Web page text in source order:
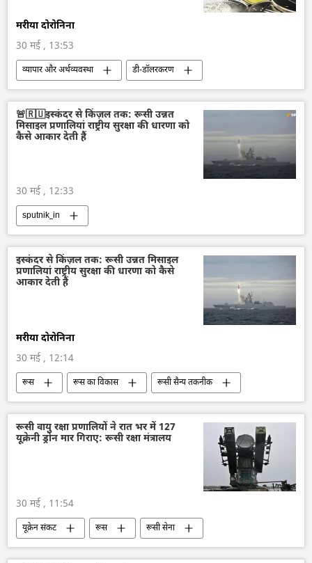
मरीया दोरोनिना
30 मई , 13:53
व्यापार और अर्थव्यवस्था
डी-डॉलरकरण
रूस
रूसी अर्थव्यवस्था अर्थव्यवस्था
🚨🇷🇺इस्कंदर से किंज़ल तक: रूसी उन्नत
मिसाइल प्रणालियां राष्ट्रीय सुरक्षा की धारणा को
कैसे आकार देती हैं
30 मई , 12:33
sputnik_in
इस्कंदर से किंज़ल तक: रूसी उन्नत मिसाइल
प्रणालियां राष्ट्रीय सुरक्षा की धारणा को कैसे
आकार देती हैं
मरीया दोरोनिना
30 मई , 12:14
रूस रूस का विकास
रूसी सैन्य तकनीक
सैन्य तकनीक
तकनीकी विकास
बैलिस्टिक मिसाइल प्रणाली
बैलिस्टिक मिसाइल
वायु रक्षा
Sputnik मान्यता
रूसी वायु रक्षा प्रणालियों ने रात भर में 127
यूक्रेनी ड्रोन मार गिराए: रूसी रक्षा मंत्रालय
30 मई , 11:54
यूक्रेन संकट रूस
रूसी सेना
विशेष सैन्य अभियान
यूक्रेन सशस्त्र बल